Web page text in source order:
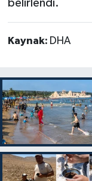
belirlendi.
Kaynak: DHA